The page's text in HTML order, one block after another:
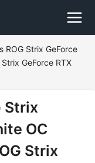
ROG Strix GeForce
GeForce RTX
Strix
OC
Strix